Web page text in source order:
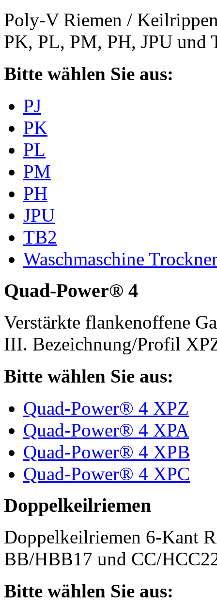
Poly-V Riemen /
PK, PL, PM, PH, JPU und
Bitte wählen Sie aus:
PJ
PK
PL
PM
PH
JPU
TB2
Waschmaschine
Quad-Power® 4
Verstärkte flankenoffene
III. Bezeichnung/Profil
Bitte wählen Sie aus:
Quad-Power® 4 XPZ
Quad-Power® 4 XPA
Quad-Power® 4 XPB
Quad-Power® 4 XPC
Doppelkeilriemen
Doppelkeilriemen 6-Kant
BB/HBB17 und CC/
Bitte wählen Sie aus: